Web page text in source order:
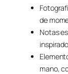
de
Notas
mano,